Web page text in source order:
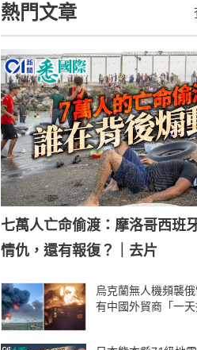
熱門文章
七萬人亡命偷渡：摩洛哥西班
情仇，還有報復？｜去片
烏克蘭無人機頻襲
有中國外貿商「一天